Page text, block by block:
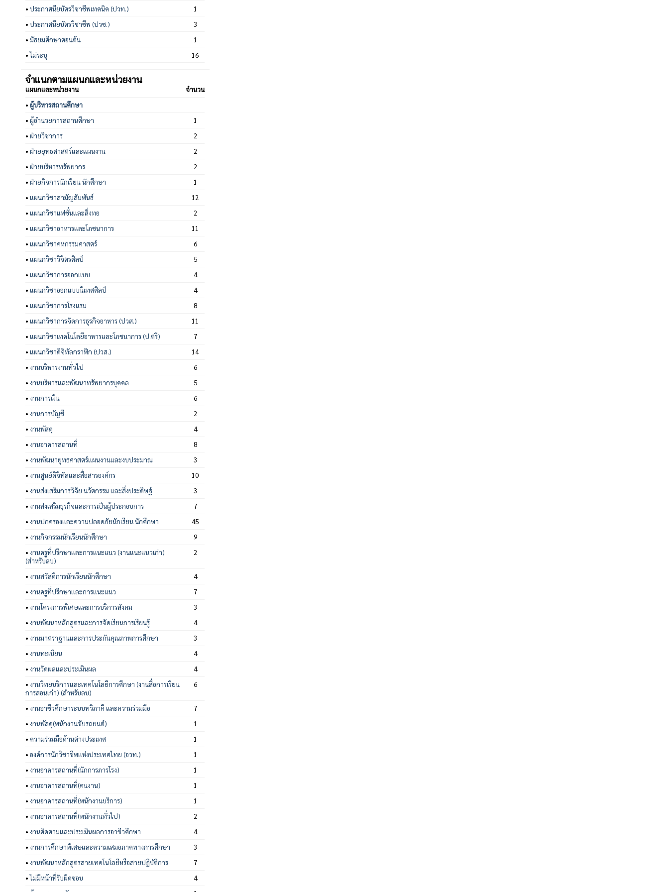
• ประกาศนียบัตรวิชาชีพเทคนิค (ปวท.)
1
• ประกาศนียบัตรวิชาชีพ (ปวช.)
3
• มัธยมศึกษาตอนต้น
1
•ไม่ระบุ 16
จำแนกตามแผนกและหน่วยงาน
แผนกและหน่วยงาน
จำนวน
• ผู้บริหารสถานศึกษา
• ผู้อำนวยการสถานศึกษา
1
• ฝ่ายวิชาการ
2
• ฝ่ายยุทธศาสตร์และแผนงาน
2
• ฝ่ายบริหารทรัพยากร
2
• ฝ่ายกิจการนักเรียน นักศึกษา
1
• แผนกวิชาสามัญสัมพันธ์
12
• แผนกวิชาแฟชั่นและสิ่งทอ
2
• แผนกวิชาอาหารและโภชนาการ
11
• แผนกวิชาคหกรรมศาสตร์
6
• แผนกวิชาวิจิตรศิลป์
5
• แผนกวิชาการออกแบบ
4
• แผนกวิชาออกแบบนิเทศศิลป์
4
• แผนกวิชาการโรงแรม
8
• แผนกวิชาการจัดการธุรกิจอาหาร (ปวส.)
11
• แผนกวิชาเทคโนโลยีอาหารและโภชนาการ (ป.ตรี)
7
• แผนกวิชาดิจิทัลกราฟิก (ปวส.)
14
• งานบริหารงานทั่วไป
6
• งานบริหารและพัฒนาทรัพยากรบุคคล
5
• งานการเงิน
6
• งานการบัญชี
2
• งานพัสดุ
4
• งานอาคารสถานที่
8
• งานพัฒนายุทธศาสตร์แผนงานและงบประมาณ
3
• งานศูนย์ดิจิทัลและสื่อสารองค์กร
10
• งานส่งเสริมการวิจัย นวัตกรรม และสิ่งประดิษฐ์
3
• งานส่งเสริมธุรกิจและการเป็นผู้ประกอบการ
7
• งานปกครองและความปลอดภัยนักเรียน นักศึกษา
45
• งานกิจกรรมนักเรียนนักศึกษา
9
• งานครูที่ปรึกษาและการแนะแนว (งานแนะแนวเก่า)
(สำหรับลบ)
2
• งานสวัสดิการนักเรียนนักศึกษา
4
• งานครูที่ปรึกษาและการแนะแนว
7
• งานโครงการพิเศษและการบริการสังคม
3
• งานพัฒนาหลักสูตรและการจัดเรียนการเรียนรู้
4
• งานมาตราฐานและการประกันคุณภาพการศึกษา
3
• งานทะเบียน
4
• งานวัดผลและประเมินผล
4
• งานวิทยบริการและเทคโนโลยีการศึกษา (งานสื่อการเรียน
การสอนเก่า) (สำหรับลบ)
6
• งานอาชีวศึกษาระบบทวิภาคี และความร่วมมือ
7
• งานพัสดุ(พนักงานขับรถยนต์)
1
• ความร่วมมือด้านต่างประเทศ
1
• องค์การนักวิชาชีพแห่งประเทศไทย (อวท.)
1
• งานอาคารสถานที่(นักการภารโรง)
1
• งานอาคารสถานที่(คนงาน)
1
• งานอาคารสถานที่(พนักงานบริการ)
1
• งานอาคารสถานที่(พนักงานทั่วไป)
2
• งานติดตามและประเมินผลการอาชีวศึกษา
4
• งานการศึกษาพิเศษและความเสมอภาคทางการศึกษา
3
• งานพัฒนาหลักสูตรสายเทคโนโลยีหรือสายปฏิบัติการ
7
•ไม่มีหน้าที่รับผิดชอบ
4